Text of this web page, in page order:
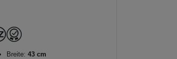
Breite: 43 cm